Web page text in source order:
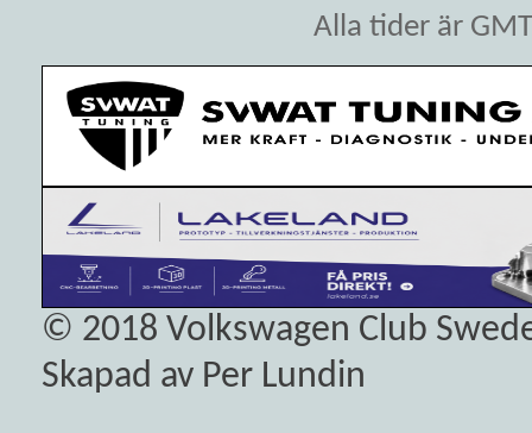
Alla tider är
© 2018 Volkswagen Club
Skapad av Per Lundin